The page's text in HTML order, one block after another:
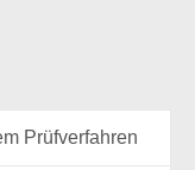
Prüfverfahren